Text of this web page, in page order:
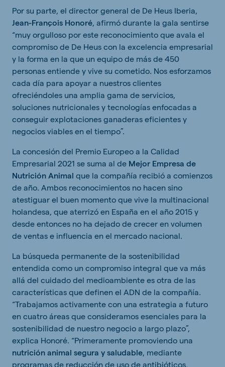
Por su parte, el director general de De Heus Iberia,
Jean-François Honoré, afirmó durante la gala sentirse
“muy orgulloso por este reconocimiento que avala el
compromiso de De Heus con la excelencia empresarial
y la forma en la que un equipo de más de 450
personas entiende y vive su cometido. Nos esforzamos
cada día para apoyar a nuestros clientes
ofreciéndoles una amplia gama de servicios,
soluciones nutricionales y tecnologías enfocadas a
conseguir explotaciones ganaderas eficientes y
negocios viables en el tiempo”.
La concesión del Premio Europeo a la Calidad
Empresarial 2021 se suma al de Mejor Empresa de
Nutrición Animal que la compañía recibió a comienzos
de año. Ambos reconocimientos no hacen sino
atestiguar el buen momento que vive la multinacional
holandesa, que aterrizó en España en el año 2015 y
desde entonces no ha dejado de crecer en volumen
de ventas e influencia en el mercado nacional.
La búsqueda permanente de la sostenibilidad
entendida como un compromiso integral que va más
allá del cuidado del medioambiente es otra de las
características que definen el ADN de la compañía.
“Trabajamos activamente con una estrategia a futuro
en cuatro áreas que consideramos esenciales para la
sostenibilidad de nuestro negocio a largo plazo”,
explica Honoré. “Primeramente promoviendo una
nutrición animal segura y saludable, mediante
programas de reducción de uso de antibióticos,